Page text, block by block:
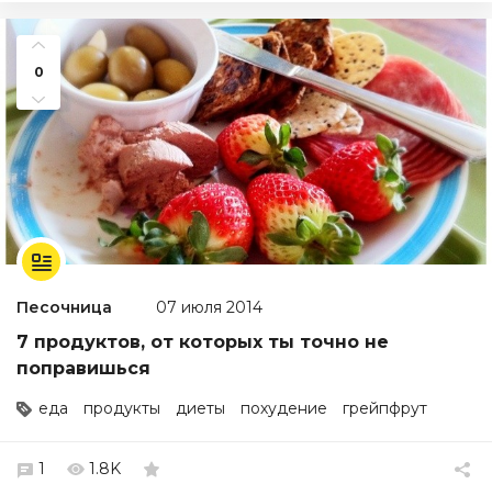
0
Песочница 07 июля 2014
7 продуктов, от которых ты точно не
поправишься
еда продукты диеты похудение грейпфрут
1 1.8K